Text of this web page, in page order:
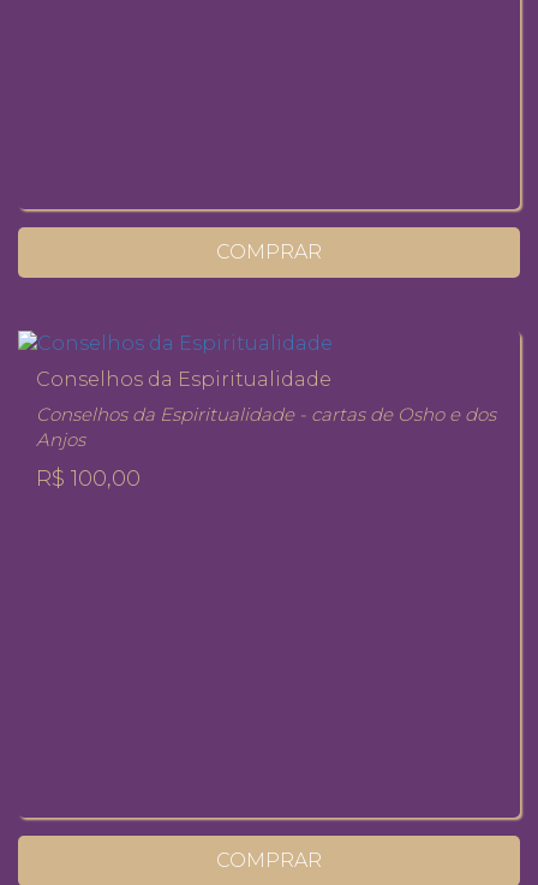
COMPRAR
Conselhos da Espiritualidade
Conselhos da Espiritualidade - cartas de Osho e dos
Anjos
R$ 100,00
COMPRAR